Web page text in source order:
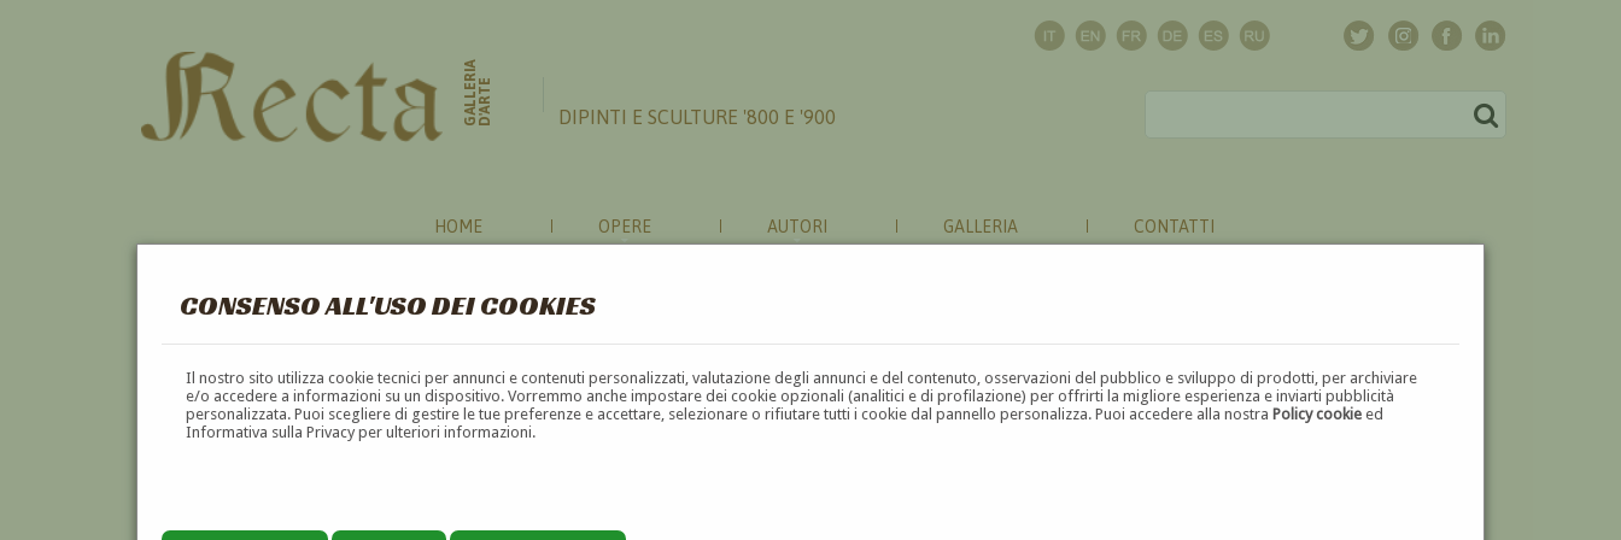
CONSENSO ALL'USO DEI COOKIES
Il nostro sito utilizza cookie tecnici per annunci e contenuti personalizzati, valutazione degli annunci e del contenuto, osservazioni del pubblico e sviluppo di prodotti, per archiviare
e/o accedere a informazioni su un dispositivo. Vorremmo anche impostare dei cookie opzionali (analitici e di profilazione) per offrirti la migliore esperienza e inviarti pubblicità
personalizzata. Puoi scegliere di gestire le tue preferenze e accettare, selezionare o rifiutare tutti i cookie dal pannello personalizza. Puoi accedere alla nostraPolicy cookie ed
Informativa sulla Privacy per ulteriori informazioni.
GALLERIAD'ARTE DIPINTI E SCULTURE '800 E '900
HOME OPERE AUTORI GALLERIA CONTATTI
BAMBINI
A B C D E F G H I J K L M N O P Q R S T U V W X Y Z ⬅